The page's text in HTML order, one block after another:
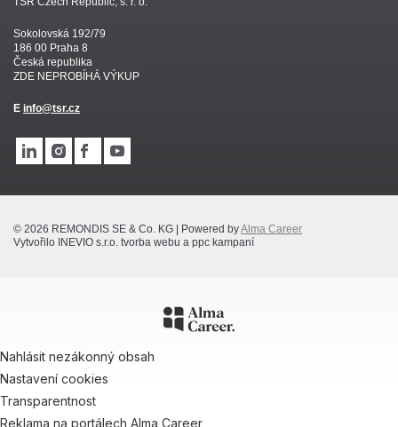
Sokolovská 192/79
186 00 Praha 8
Česká republika
ZDE NEPROBÍHÁ VÝKUP
E info@tsr.cz
© 2026 REMONDIS SE & Co. KG | Powered byAlma Career
Vytvořilo INEVIO s.r.o. tvorba webu a ppc kampaní
Nahlásit nezákonný obsah
Nastavení cookies
Transparentnost
Reklama na portálech Alma Career